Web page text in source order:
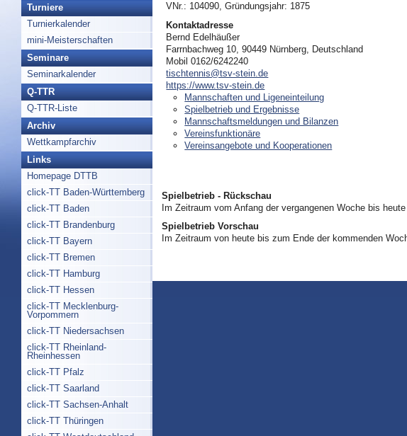
Turniere
Turnierkalender
mini-Meisterschaften
Seminare
Seminarkalender
Q-TTR
Q-TTR-Liste
Archiv
Wettkampfarchiv
Links
Homepage DTTB
click-TT Baden-Württemberg
click-TT Baden
click-TT Brandenburg
click-TT Bayern
click-TT Bremen
click-TT Hamburg
click-TT Hessen
click-TT Mecklenburg-
Vorpommern
click-TT Niedersachsen
click-TT Rheinland-
Rheinhessen
click-TT Pfalz
click-TT Saarland
click-TT Sachsen-Anhalt
click-TT Thüringen
VNr.: 104090, Gründungsjahr: 1875
Kontaktadresse
Bernd Edelhäußer
Farrnbachweg 10, 90449 Nürnberg, Deutschland
Mobil 0162/6242240
tischtennis@tsv-stein.de
https://www.tsv-stein.de
Mannschaften und Ligeneinteilung
Spielbetrieb und Ergebnisse
Mannschaftsmeldungen und Bilanzen
Vereinsfunktionäre
Vereinsangebote und Kooperationen
Spielbetrieb - Rückschau
Im Zeitraum vom Anfang der vergangenen Woche bis
Spielbetrieb Vorschau
Im Zeitraum von heute bis zum Ende der kommenden